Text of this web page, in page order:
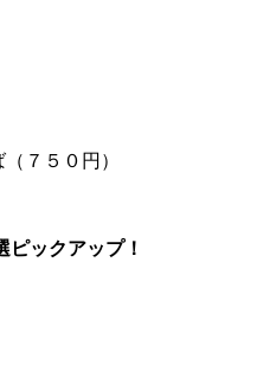
７５０円）
ックアップ！